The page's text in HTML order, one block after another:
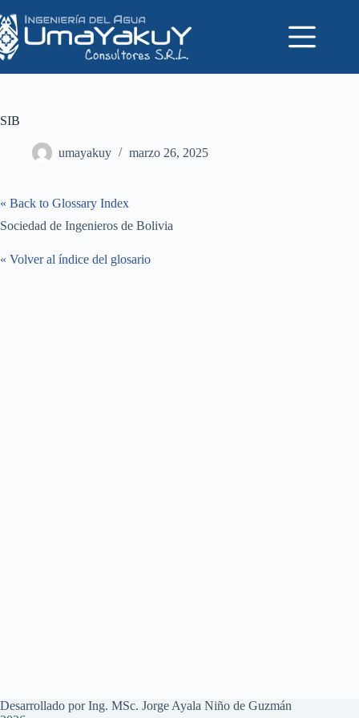
al
contenido
SIB
umayakuy marzo 26, 2025
« Back to Glossary Index
Sociedad de Ingenieros de Bolivia
« Volver al índice del glosario
Desarrollado por Ing. MSc. Jorge Ayala Niño de Guzmán